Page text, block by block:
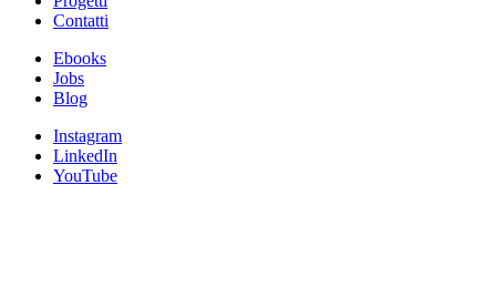
Contatti
Ebooks
Jobs
Blog
Instagram
LinkedIn
YouTube